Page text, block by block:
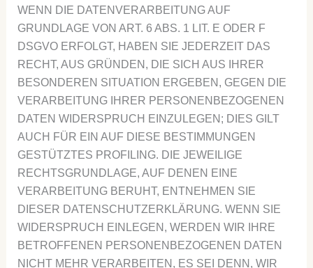
WENN DIE DATENVERARBEITUNG AUF
GRUNDLAGE VON ART. 6 ABS. 1 LIT. E ODER F
DSGVO ERFOLGT, HABEN SIE JEDERZEIT DAS
RECHT, AUS GRÜNDEN, DIE SICH AUS IHRER
BESONDEREN SITUATION ERGEBEN, GEGEN DIE
VERARBEITUNG IHRER PERSONENBEZOGENEN
DATEN WIDERSPRUCH EINZULEGEN; DIES GILT
AUCH FÜR EIN AUF DIESE BESTIMMUNGEN
GESTÜTZTES PROFILING. DIE JEWEILIGE
RECHTSGRUNDLAGE, AUF DENEN EINE
VERARBEITUNG BERUHT, ENTNEHMEN SIE
DIESER DATENSCHUTZERKLÄRUNG. WENN SIE
WIDERSPRUCH EINLEGEN, WERDEN WIR IHRE
BETROFFENEN PERSONENBEZOGENEN DATEN
NICHT MEHR VERARBEITEN, ES SEI DENN, WIR